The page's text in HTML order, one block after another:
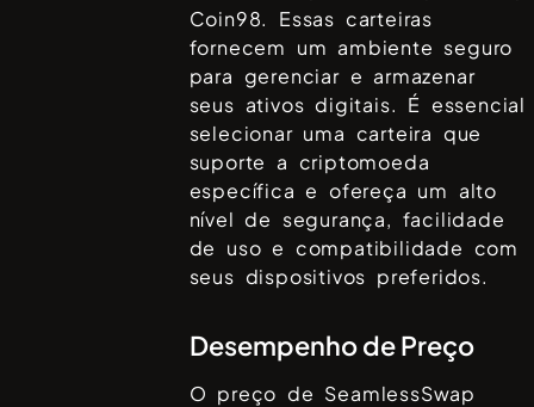
Coin98. Essas carteiras
fornecem um ambiente seguro
para gerenciar e armazenar
seus ativos digitais. É essencial
selecionar uma carteira que
suporte a criptomoeda
específica e ofereça um alto
nível de segurança, facilidade
de uso e compatibilidade com
seus dispositivos preferidos.
Desempenho de Preço
O preço de SeamlessSwap